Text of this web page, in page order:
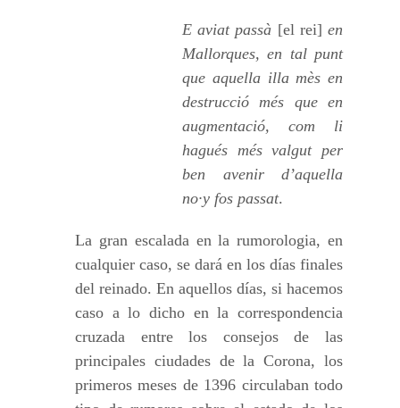
E aviat passà [el rei]en
Mallorques, en tal punt
que aquella illa mès en
destrucció més que en
augmentació, com li
hagués més valgut per
ben avenir d’aquella
no·y fos passat.
La gran escalada en la rumorologia, en
cualquier caso, se dará en los días finales
del reinado. En aquellos días, si hacemos
caso a lo dicho en la correspondencia
cruzada entre los consejos de las
principales ciudades de la Corona, los
primeros meses de 1396 circulaban todo